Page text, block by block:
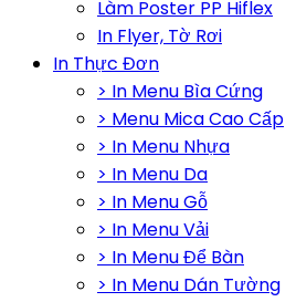
Làm Poster PP Hiflex
In Flyer, Tờ Rơi
In Thực Đơn
> In Menu Bìa Cứng
> Menu Mica Cao Cấp
> In Menu Nhựa
> In Menu Da
> In Menu Gỗ
> In Menu Vải
> In Menu Để Bàn
> In Menu Dán Tường